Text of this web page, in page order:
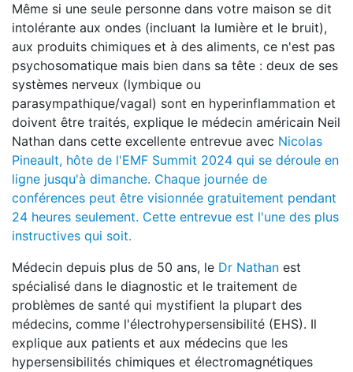
Même si une seule personne dans votre maison se dit
intolérante aux ondes (incluant la lumière et le bruit),
aux produits chimiques et à des aliments, ce n'est pas
psychosomatique mais bien dans sa tête : deux de ses
systèmes nerveux (lymbique ou
parasympathique/vagal) sont en hyperinflammation et
doivent être traités, explique le médecin américain Neil
Nathan dans cette excellente entrevue avec Nicolas
Pineault, hôte de l'EMF Summit 2024 qui se déroule en
ligne jusqu'à dimanche. Chaque journée de
conférences peut être visionnée gratuitement pendant
24 heures seulement. Cette entrevue est l'une des plus
instructives qui soit.
Médecin depuis plus de 50 ans, le Dr Nathan est
spécialisé dans le diagnostic et le traitement de
problèmes de santé qui mystifient la plupart des
médecins, comme l'électrohypersensibilité (EHS). Il
explique aux patients et aux médecins que les
hypersensibilités chimiques et électromagnétiques